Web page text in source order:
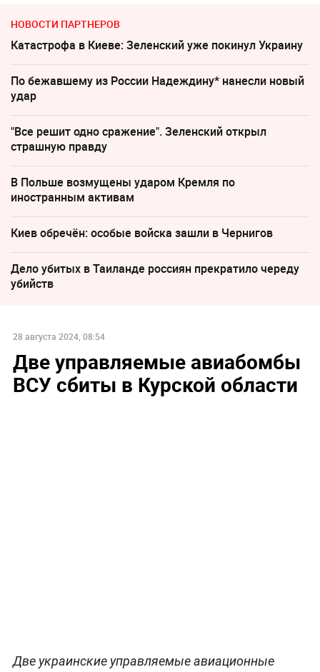
НОВОСТИ ПАРТНЕРОВ
Катастрофа в Киеве: Зеленский уже покинул Украину
По бежавшему из России Надеждину* нанесли новый
удар
"Все решит одно сражение". Зеленский открыл
страшную правду
В Польше возмущены ударом Кремля по
иностранным активам
Киев обречён: особые войска зашли в Чернигов
Дело убитых в Таиланде россиян прекратило череду
убийств
28 августа 2024, 08:54
Две управляемые авиабомбы
ВСУ сбиты в Курской области
Две украинские управляемые авиационные